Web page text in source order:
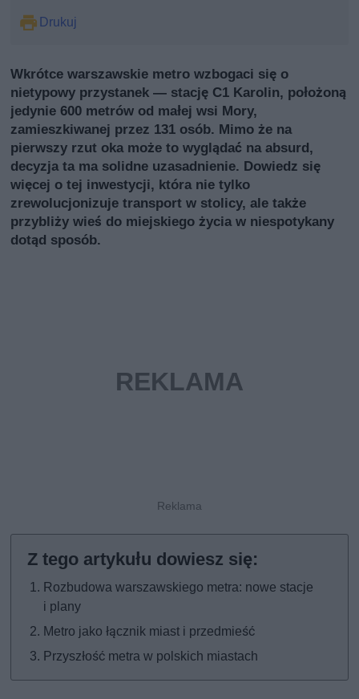
Drukuj
Wkrótce warszawskie metro wzbogaci się o
nietypowy przystanek — stację C1 Karolin, położoną
jedynie 600 metrów od małej wsi Mory,
zamieszkiwanej przez 131 osób. Mimo że na
pierwszy rzut oka może to wyglądać na absurd,
decyzja ta ma solidne uzasadnienie. Dowiedz się
więcej o tej inwestycji, która nie tylko
zrewolucjonizuje transport w stolicy, ale także
przybliży wieś do miejskiego życia w niespotykany
dotąd sposób.
Rozbudowa warszawskiego metra: nowe stacje
i plany
Metro jako łącznik miast i przedmieść
Przyszłość metra w polskich miastach